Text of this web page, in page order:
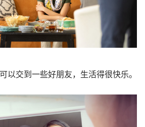
以交到一些好朋友，生活得很快乐。